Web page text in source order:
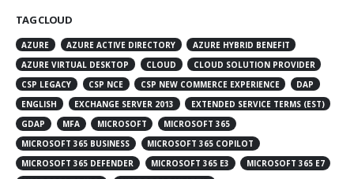
TAG CLOUD
AZURE AZURE ACTIVE DIRECTORY
AZURE HYBRID BENEFIT
AZURE VIRTUAL DESKTOP
CLOUD
CLOUD SOLUTION PROVIDER
CSP LEGACY
CSP NCE CSP NEW COMMERCE EXPERIENCE
DAP
ENGLISH
EXCHANGE SERVER 2013
EXTENDED SERVICE TERMS (EST)
GDAP
MFA MICROSOFT
MICROSOFT 365
MICROSOFT 365 BUSINESS
MICROSOFT 365 COPILOT
MICROSOFT 365 DEFENDER
MICROSOFT 365 E3
MICROSOFT 365 E7